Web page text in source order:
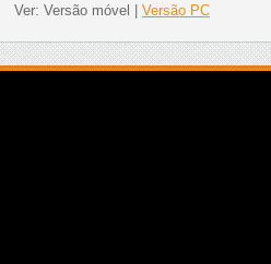
Ver: Versão móvel Versão PC